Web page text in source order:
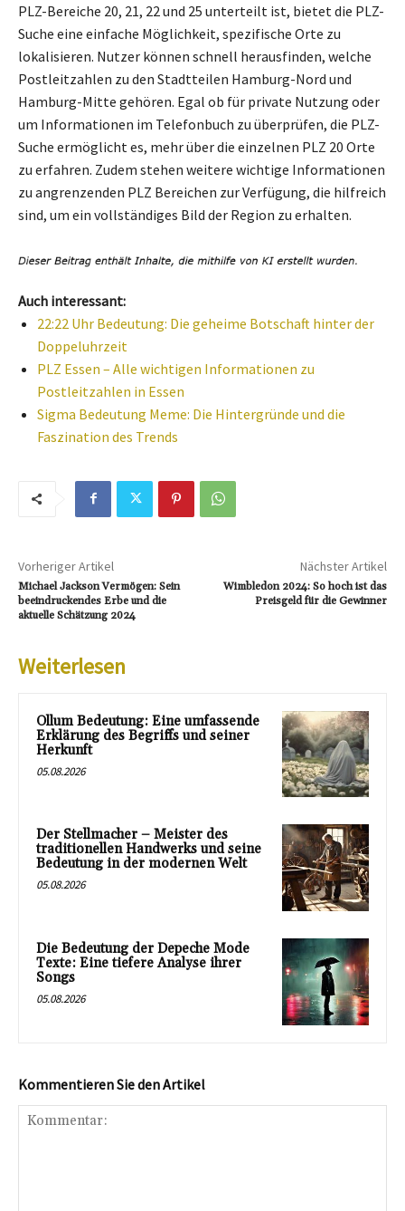
PLZ-Bereiche 20, 21, 22 und 25 unterteilt ist, bietet die PLZ-
Suche eine einfache Möglichkeit, spezifische Orte zu
lokalisieren. Nutzer können schnell herausfinden, welche
Postleitzahlen zu den Stadtteilen Hamburg-Nord und
Hamburg-Mitte gehören. Egal ob für private Nutzung oder
um Informationen im Telefonbuch zu überprüfen, die PLZ-
Suche ermöglicht es, mehr über die einzelnen PLZ 20 Orte
zu erfahren. Zudem stehen weitere wichtige Informationen
zu angrenzenden PLZ Bereichen zur Verfügung, die hilfreich
sind, um ein vollständiges Bild der Region zu erhalten.
Auch interessant:
22:22 Uhr Bedeutung: Die geheime Botschaft hinter der
Doppeluhrzeit
PLZ Essen – Alle wichtigen Informationen zu
Postleitzahlen in Essen
Sigma Bedeutung Meme: Die Hintergründe und die
Faszination des Trends
Vorheriger Artikel
Michael Jackson Vermögen: Sein
beeindruckendes Erbe und die
aktuelle Schätzung 2024
Nächster Artikel
Wimbledon 2024: So hoch ist das
Preisgeld für die Gewinner
Weiterlesen
Ollum Bedeutung: Eine umfassende
Erklärung des Begriffs und seiner
Herkunft
05.08.2026
Der Stellmacher – Meister des
traditionellen Handwerks und seine
Bedeutung in der modernen Welt
05.08.2026
Die Bedeutung der Depeche Mode
Texte: Eine tiefere Analyse ihrer
Songs
05.08.2026
Kommentieren Sie den Artikel